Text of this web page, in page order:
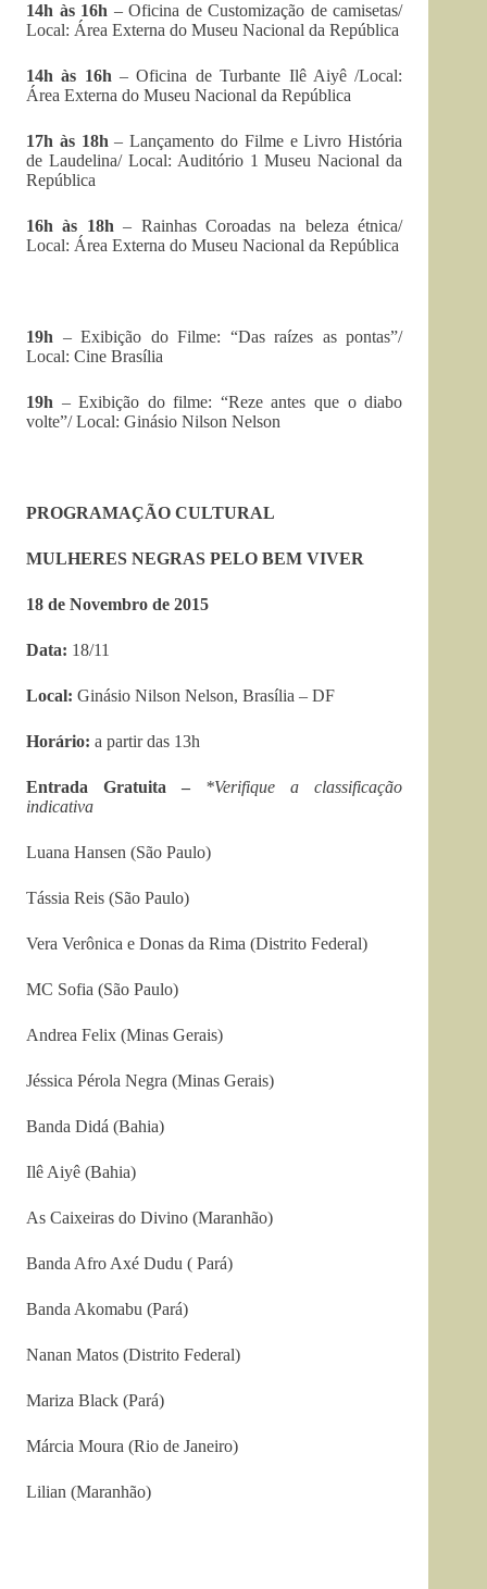
14h às 16h – Oficina de Customização de camisetas/
Local: Área Externa do Museu Nacional da República
14h às 16h – Oficina de Turbante Ilê Aiyê /Local:
Área Externa do Museu Nacional da República
17h às 18h – Lançamento do Filme e Livro História
de Laudelina/ Local: Auditório 1 Museu Nacional da
República
16h às 18h – Rainhas Coroadas na beleza étnica/
Local: Área Externa do Museu Nacional da República
19h – Exibição do Filme: “Das raízes as pontas”/
Local: Cine Brasília
19h – Exibição do filme: “Reze antes que o diabo
volte”/ Local: Ginásio Nilson Nelson
PROGRAMAÇÃO CULTURAL
MULHERES NEGRAS PELO BEM VIVER
18 de Novembro de 2015
Data: 18/11
Local: Ginásio Nilson Nelson, Brasília – DF
Horário: a partir das 13h
Entrada Gratuita – *Verifique a classificação
indicativa
Luana Hansen (São Paulo)
Tássia Reis (São Paulo)
Vera Verônica e Donas da Rima (Distrito Federal)
MC Sofia (São Paulo)
Andrea Felix (Minas Gerais)
Jéssica Pérola Negra (Minas Gerais)
Banda Didá (Bahia)
Ilê Aiyê (Bahia)
As Caixeiras do Divino (Maranhão)
Banda Afro Axé Dudu ( Pará)
Banda Akomabu (Pará)
Nanan Matos (Distrito Federal)
Mariza Black (Pará)
Márcia Moura (Rio de Janeiro)
Lilian (Maranhão)